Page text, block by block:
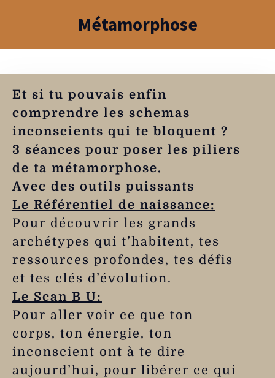
Métamorphose
Et si tu pouvais enfin
comprendre les schemas
inconscients qui te bloquent ?
3 séances pour poser les piliers
de ta métamorphose.
Avec des outils puissants
Le Référentiel de naissance:
Pour découvrir les grands
archétypes qui t’habitent, tes
ressources profondes, tes défis
et tes clés d’évolution.
Le Scan B U:
Pour aller voir ce que ton
corps, ton énergie, ton
inconscient ont à te dire
aujourd’hui, pour libérer ce qui